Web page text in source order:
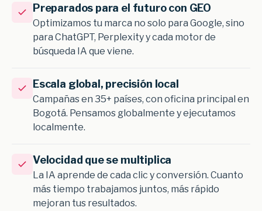
Preparados para el futuro con GEO
Optimizamos tu marca no solo para Google, sino
para ChatGPT, Perplexity y cada motor de
búsqueda IA que viene.
Escala global, precisión local
Campañas en 35+ países, con oficina principal en
Bogotá. Pensamos globalmente y ejecutamos
localmente.
Velocidad que se multiplica
La IA aprende de cada clic y conversión. Cuanto
más tiempo trabajamos juntos, más rápido
mejoran tus resultados.